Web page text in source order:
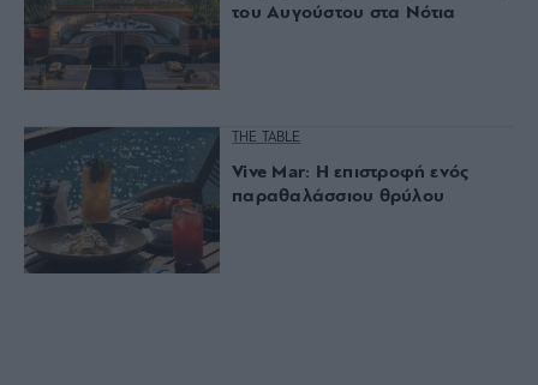
του Αυγούστου στα Νότια
THE TABLE
Vive Mar: Η επιστροφή ενός
παραθαλάσσιου θρύλου